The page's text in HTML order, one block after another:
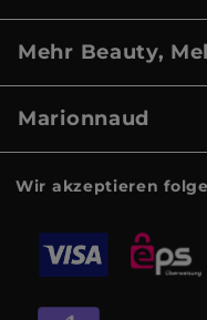
Mehr Beauty,
Marionnaud
Wir akzeptieren